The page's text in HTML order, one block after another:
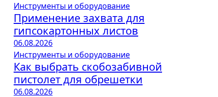
Инструменты и оборудование
Применение захвата для
гипсокартонных листов
06.08.2026
Инструменты и оборудование
Как выбрать скобозабивной
пистолет для обрешетки
06.08.2026